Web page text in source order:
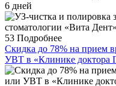
6 дней
53 Подробнее
Скидка до 78% на прием
УВТ в «Клинике доктора